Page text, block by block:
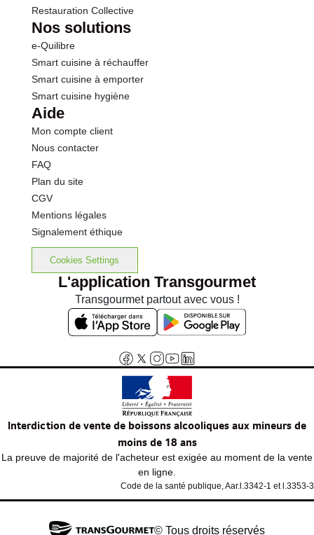
Restauration Collective
Nos solutions
e-Quilibre
Smart cuisine à réchauffer
Smart cuisine à emporter
Smart cuisine hygiène
Aide
Mon compte client
Nous contacter
FAQ
Plan du site
CGV
Mentions légales
Signalement éthique
Cookies Settings
L'application Transgourmet
Transgourmet partout avec vous !
Interdiction de vente de boissons alcooliques aux mineurs de
moins de 18 ans
La preuve de majorité de l'acheteur est exigée au moment de la vente
en ligne.
Code de la santé publique, Aar.l.3342-1 et l.3353-3
© Tous droits réservés